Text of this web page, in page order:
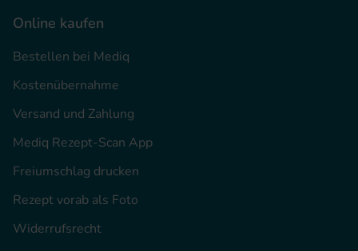
Online kaufen
Bestellen bei Mediq
Kostenübernahme
Versand und Zahlung
Mediq Rezept-Scan App
Freiumschlag drucken
Rezept vorab als Foto
Widerrufsrecht